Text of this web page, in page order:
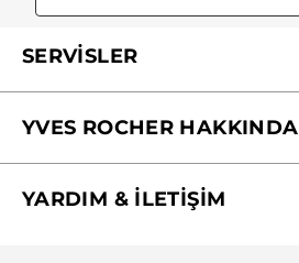
SERVİSLER
YVES ROCHER HAKKINDA
Yves Rocher Vakfı
YARDIM & İLETİŞİM